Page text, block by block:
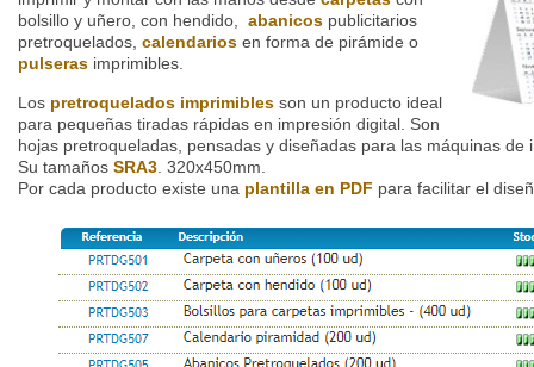
bolsillo y uñero, con hendido, abanicos publicitarios
pretroquelados, calendarios en forma de pirámide o
pulseras imprimibles.
Los pretroquelados imprimibles son un producto ideal
para pequeñas tiradas rápidas en impresión digital. Son
hojas pretroqueladas, pensadas y diseñadas para las máquinas de
Su tamaños SRA3 . 320x450mm.
Por cada producto existe una plantilla en PDF para facilitar el